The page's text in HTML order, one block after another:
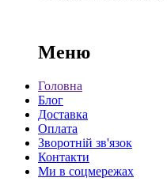
Меню
Головна
Блог
Доставка
Оплата
Зворотній зв'язок
Контакти
Ми в соцмережах